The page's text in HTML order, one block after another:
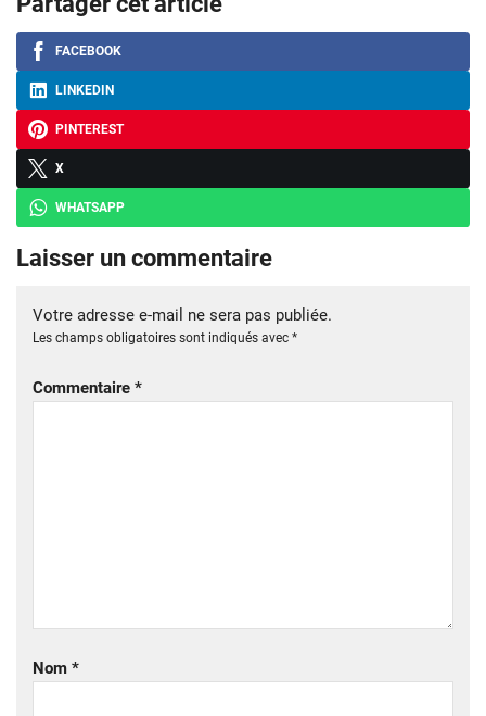
FACEBOOK
LINKEDIN
PINTEREST
X
WHATSAPP
Laisser un commentaire
Votre adresse e-mail ne sera pas publiée.
Les champs obligatoires sont indiqués avec *
Commentaire *
Nom *